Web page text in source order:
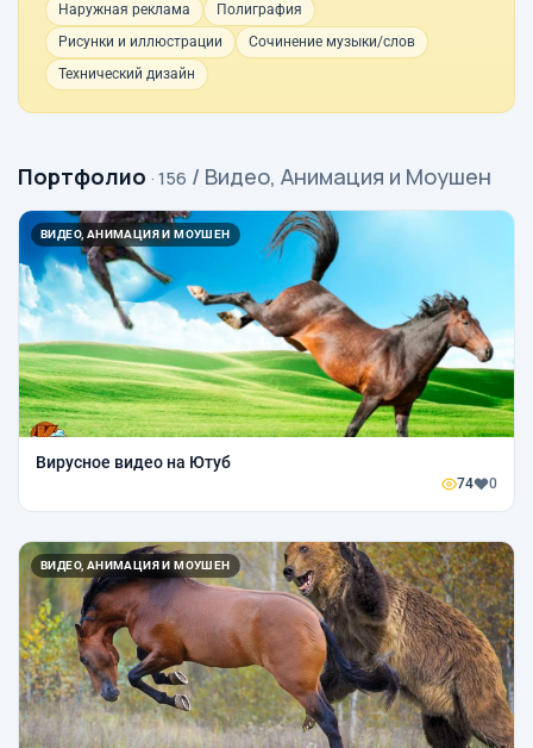
Наружная реклама
Полиграфия
Рисунки и иллюстрации
Сочинение музыки/слов
Технический дизайн
Портфолио · 156 / Видео, Анимация и Моушен
ВИДЕО, АНИМАЦИЯ И МОУШЕН
Вирусное видео на Ютуб
74 0
ВИДЕО, АНИМАЦИЯ И МОУШЕН